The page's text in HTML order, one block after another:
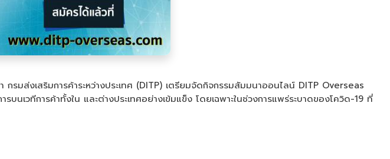
กรมส่งเสริมการค้าระหว่างประเทศ (DITP) เตรียมจัดกิจกรรมสัมมนาออนไลน์ DITP Overseas
เวทีการค้าทั้งใน และต่างประเทศอย่างเข้มแข็ง โดยเฉพาะในช่วงการแพร่ระบาดของโควิด-19 ที่